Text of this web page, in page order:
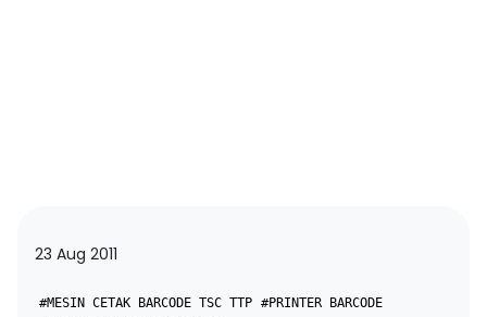
23 Aug 2011
#MESIN CETAK BARCODE TSC TTP #PRINTER BARCODE